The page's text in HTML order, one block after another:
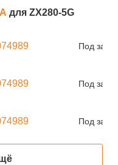
для ZX280-5G
Под заказ
Под заказ
Под заказ